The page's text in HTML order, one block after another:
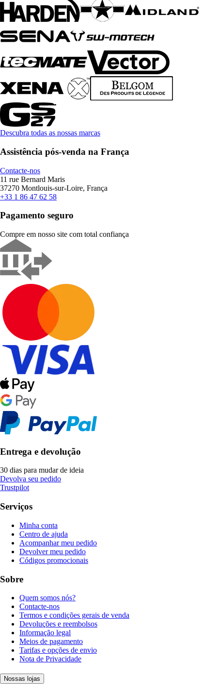
Descubra todas as nossas marcas
Assistência pós-venda na França
Contacte-nos
11 rue Bernard Maris
37270 Montlouis-sur-Loire, França
+33 1 86 47 62 58
Pagamento seguro
Compre em nosso site com total confiança
Entrega e devolução
30 dias para mudar de ideia
Devolva seu pedido
Trustpilot
Serviços
Minha conta
Centro de ajuda
Acompanhar meu pedido
Devolver meu pedido
Códigos promocionais
Sobre
Quem somos nós?
Contacte-nos
Termos e condições gerais de venda
Devoluções e reembolsos
Informação legal
Meios de pagamento
Tarifas e opções de envio
Nota de Privacidade
Nossas lojas